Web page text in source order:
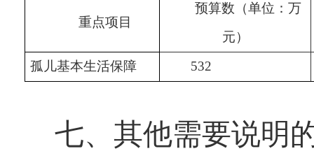
重点项目
预算数（单位：万
元）
孤儿基本生活保障
532
七、其他需要说明